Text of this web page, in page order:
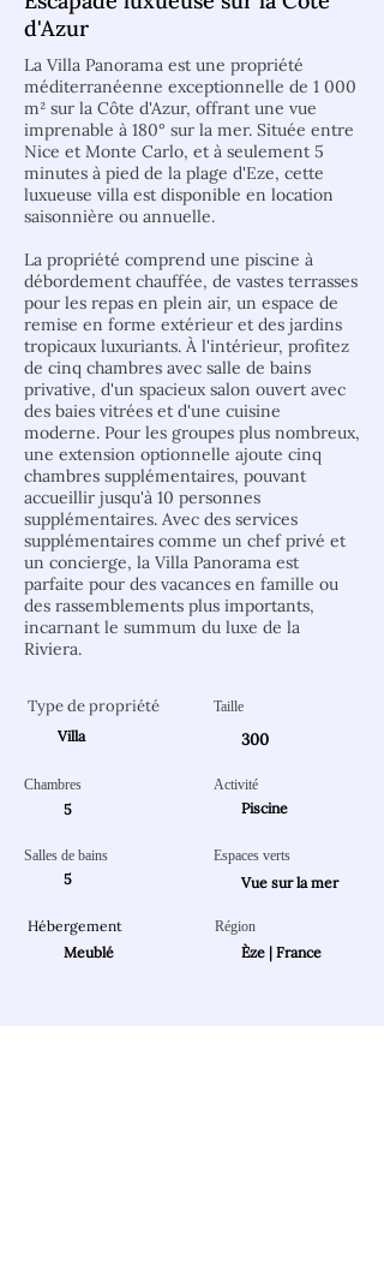
d'Azur
La Villa Panorama est une propriété
méditerranéenne exceptionnelle de 1 000
m² sur la Côte d'Azur, offrant une vue
imprenable à 180° sur la mer. Située entre
Nice et Monte Carlo, et à seulement 5
minutes à pied de la plage d'Eze, cette
luxueuse villa est disponible en location
saisonnière ou annuelle.
La propriété comprend une piscine à
débordement chauffée, de vastes terrasses
pour les repas en plein air, un espace de
remise en forme extérieur et des jardins
tropicaux luxuriants. À l'intérieur, profitez
de cinq chambres avec salle de bains
privative, d'un spacieux salon ouvert avec
des baies vitrées et d'une cuisine
moderne. Pour les groupes plus nombreux,
une extension optionnelle ajoute cinq
chambres supplémentaires, pouvant
accueillir jusqu'à 10 personnes
supplémentaires. Avec des services
supplémentaires comme un chef privé et
un concierge, la Villa Panorama est
parfaite pour des vacances en famille ou
des rassemblements plus importants,
incarnant le summum du luxe de la
Riviera.
Type de propriété
Villa
Chambres
5
Salles de bains
5
Hébergement
Meublé
Taille
300
Activité
Piscine
Espaces verts
Vue sur la mer
Région
Èze | France